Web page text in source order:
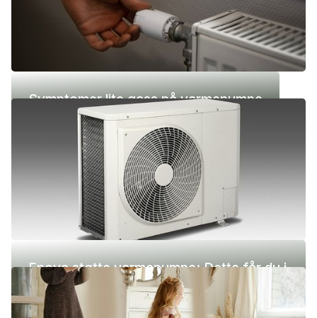
Symptomer lite gass på varmepumpe
Enova støtte varmepumpe: Dette får du i
2026